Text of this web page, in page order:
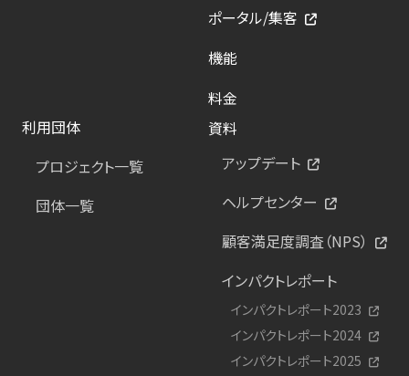
ポータル/集客
機能
料金
利用団体
プロジェクト一覧
団体一覧
資料
アップデート
ヘルプセンター
顧客満足度調査（NPS）
インパクトレポート
インパクトレポート2023
インパクトレポート2024
インパクトレポート2025